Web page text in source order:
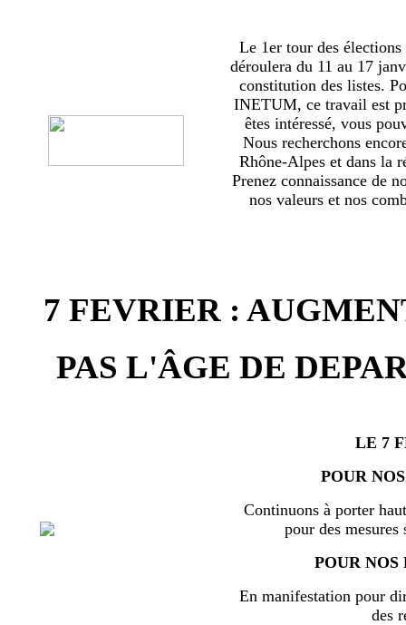
Le 1er tour des
déroulera du 11 au 17
constitution des listes.
INETUM, ce travail est
êtes intéressé, vous
Nous recherchons
Rhône-Alpes et dans la
Prenez connaissance de
nos valeurs et nos
7 FEVRIER :
PAS L'ÂGE DE
LE 7
POUR
Continuons à porter
pour des
POUR
En manifestation pour
des